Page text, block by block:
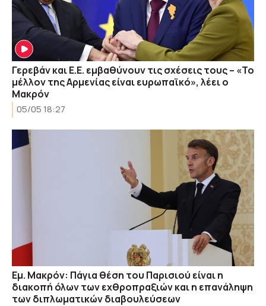
Γερεβάν και Ε.Ε. εμβαθύνουν τις σχέσεις τους – «Το
μέλλον της Αρμενίας είναι ευρωπαϊκό», λέει ο
Μακρόν
05/05 18:27
Εμ. Μακρόν: Πάγια θέση του Παρισιού είναι η
διακοπή όλων των εχθροπραξιών και η επανάληψη
των διπλωματικών διαβουλεύσεων